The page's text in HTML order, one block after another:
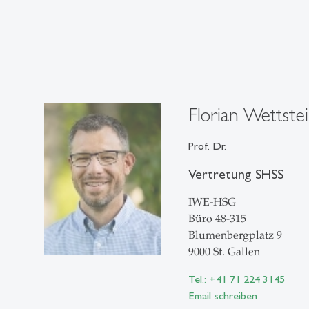
Florian
Prof. Dr.
Vertretung SHSS
IWE-HSG
Büro 48-315
Blumenbergplatz 9
9000 St. Gallen
Tel.: +41 71 224 3145
Email schreiben